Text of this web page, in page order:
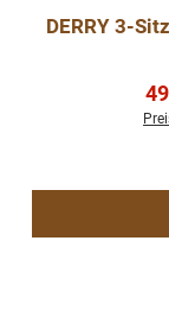
DERRY 3-